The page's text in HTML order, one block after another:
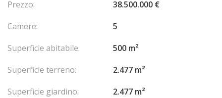
Prezzo:
38.500.000 €
Camere:
5
Superficie abitabile:
500 m²
Superficie terreno:
2.477 m²
Superficie giardino:
2.477 m²